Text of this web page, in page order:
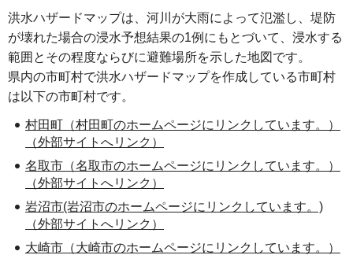
洪水ハザードマップは、河川が大雨によって氾濫し、堤防
が壊れた場合の浸水予想結果の1例にもとづいて、浸水する
範囲とその程度ならびに避難場所を示した地図です。
県内の市町村で洪水ハザードマップを作成している市町村
は以下の市町村です。
村田町（村田町のホームページにリンクしています。）
（外部サイトへリンク）
名取市（名取市のホームページにリンクしています。）
（外部サイトへリンク）
岩沼市(岩沼市のホームページにリンクしています。)
（外部サイトへリンク）
大崎市（大崎市のホームページにリンクしています。）